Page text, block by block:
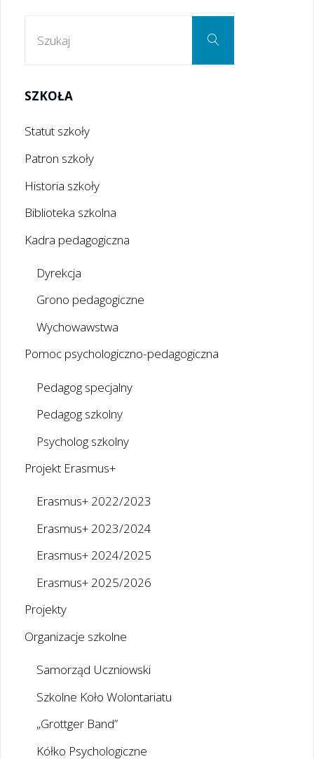
Szukaj
SZKOŁA
Statut szkoły
Patron szkoły
Historia szkoły
Biblioteka szkolna
Kadra pedagogiczna
Dyrekcja
Grono pedagogiczne
Wychowawstwa
Pomoc psychologiczno-pedagogiczna
Pedagog specjalny
Pedagog szkolny
Psycholog szkolny
Projekt Erasmus+
Erasmus+ 2022/2023
Erasmus+ 2023/2024
Erasmus+ 2024/2025
Erasmus+ 2025/2026
Projekty
Organizacje szkolne
Samorząd Uczniowski
Szkolne Koło Wolontariatu
„Grottger Band”
Kółko Psychologiczne